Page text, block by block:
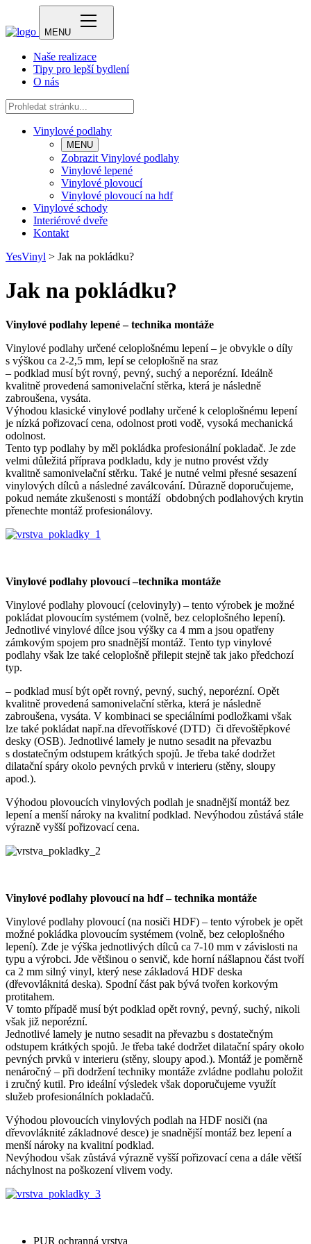
MENU
Naše realizace
Tipy pro lepší bydlení
O nás
Vinylové podlahy
MENU
Zobrazit Vinylové podlahy
Vinylové lepené
Vinylové plovoucí
Vinylové plovoucí na hdf
Vinylové schody
Interiérové dveře
Kontakt
YesVinyl > Jak na pokládku?
Jak na pokládku?
Vinylové podlahy lepené – technika montáže
Vinylové podlahy určené celoplošnému lepení – je obvykle o díly
s výškou ca 2-2,5 mm, lepí se celoplošně na sraz
– podklad musí být rovný, pevný, suchý a neporézní. Ideálně
kvalitně provedená samonivelační stěrka, která je následně
zabroušena, vysáta.
Výhodou klasické vinylové podlahy určené k celoplošnému lepení
je nízká pořizovací cena, odolnost proti vodě, vysoká mechanická
odolnost.
Tento typ podlahy by měl pokládka profesionální pokladač. Je zde
velmi důležitá příprava podkladu, kdy je nutno provést vždy
kvalitně samonivelační stěrku. Také je nutné velmi přesné sesazení
vinylových dílců a následné zaválcování. Důrazně doporučujeme,
pokud nemáte zkušenosti s montáží obdobných podlahových krytin
přenechte montáž profesionálovy.
Vinylové podlahy plovoucí –technika montáže
Vinylové podlahy plovoucí (celovinyly) – tento výrobek je možné
pokládat plovoucím systémem (volně, bez celoplošného lepení).
Jednotlivé vinylové dílce jsou výšky ca 4 mm a jsou opatřeny
zámkovým spojem pro snadnější montáž. Tento typ vinylové
podlahy však lze také celoplošně přilepit stejně tak jako předchozí
typ.
– podklad musí být opět rovný, pevný, suchý, neporézní. Opět
kvalitně provedená samonivelační stěrka, která je následně
zabroušena, vysáta. V kombinaci se speciálními podložkami však
lze také pokládat např.na dřevotřískové (DTD) či dřevoštěpkové
desky (OSB). Jednotlivé lamely je nutno sesadit na převazbu
s dostatečným odstupem krátkých spojů. Je třeba také dodržet
dilatační spáry okolo pevných prvků v interieru (stěny, sloupy
apod.).
Výhodou plovoucích vinylových podlah je snadnější montáž bez
lepení a menší nároky na kvalitní podklad. Nevýhodou zůstává stále
výrazně vyšší pořizovací cena.
Vinylové podlahy plovoucí na hdf – technika montáže
Vinylové podlahy plovoucí (na nosiči HDF) – tento výrobek je opět
možné pokládka plovoucím systémem (volně, bez celoplošného
lepení). Zde je výška jednotlivých dílců ca 7-10 mm v závislosti na
typu a výrobci. Jde většinou o senvič, kde horní nášlapnou část tvoří
ca 2 mm silný vinyl, který nese základová HDF deska
(dřevovláknitá deska). Spodní část pak bývá tvořen korkovým
protitahem.
V tomto případě musí být podklad opět rovný, pevný, suchý, nikoli
však již neporézní.
Jednotlivé lamely je nutno sesadit na převazbu s dostatečným
odstupem krátkých spojů. Je třeba také dodržet dilatační spáry okolo
pevných prvků v interieru (stěny, sloupy apod.). Montáž je poměrně
nenáročný – při dodržení techniky montáže zvládne podlahu položit
i zručný kutil. Pro ideální výsledek však doporučujeme využít
služeb profesionálních pokladačů.
Výhodou plovoucích vinylových podlah na HDF nosiči (na
dřevovláknité základnové desce) je snadnější montáž bez lepení a
menší nároky na kvalitní podklad.
Nevýhodou však zůstává výrazně vyšší pořizovací cena a dále větší
náchylnost na poškození vlivem vody.
PUR ochranná vrstva